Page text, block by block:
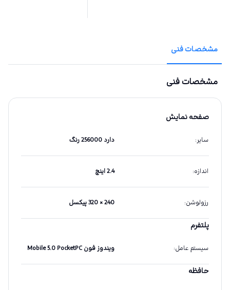
مشخصات فنی
مشخصات فنی
صفحه نمایش
سایر: دارد 256000 رنگ
اندازه: 2.4 اینچ
رزولوشن: 240 × 320 پیکسل
پلتفرم
سیستم عامل: ویندوز فون Mobile 5.0 PocketPC
حافظه